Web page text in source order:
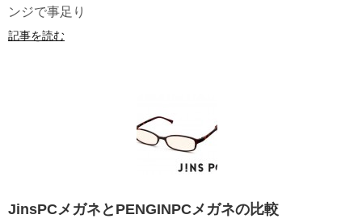
ンジで事足り
記事を読む
JinsPCメガネとPENGINPCメガネの比較